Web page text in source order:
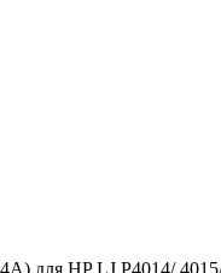
для HP LJ P4014/